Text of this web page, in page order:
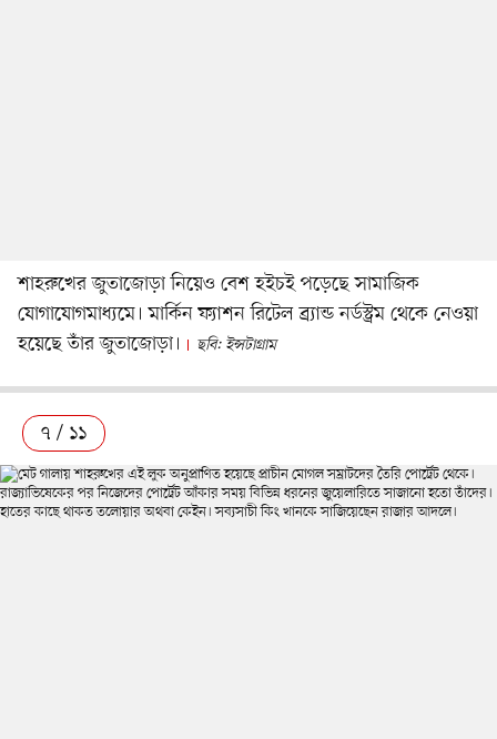
শাহরুখের জুতাজোড়া নিয়েও বেশ হইচই পড়েছে সামাজিক
যোগাযোগমাধ্যমে। মার্কিন ফ্যাশন রিটেল ব্র্যান্ড নর্ডস্ট্রম থেকে নেওয়া
হয়েছে তাঁর জুতাজোড়া।
ছবি: ইন্সটাগ্রাম
৭ / ১১